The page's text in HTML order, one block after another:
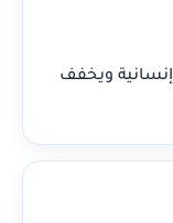
ويخفف